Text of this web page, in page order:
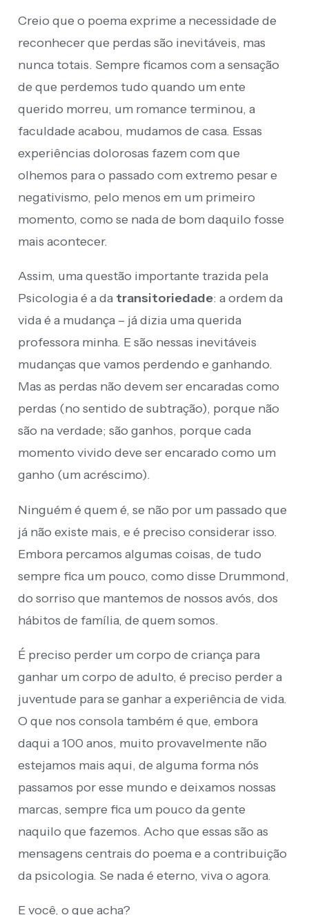
Creio que o poema exprime a necessidade de
reconhecer que perdas são inevitáveis, mas
nunca totais. Sempre ficamos com a sensação
de que perdemos tudo quando um ente
querido morreu, um romance terminou, a
faculdade acabou, mudamos de casa. Essas
experiências dolorosas fazem com que
olhemos para o passado com extremo pesar e
negativismo, pelo menos em um primeiro
momento, como se nada de bom daquilo fosse
mais acontecer.
Assim, uma questão importante trazida pela
Psicologia é a da transitoriedade: a ordem da
vida é a mudança – já dizia uma querida
professora minha. E são nessas inevitáveis
mudanças que vamos perdendo e ganhando.
Mas as perdas não devem ser encaradas como
perdas (no sentido de subtração), porque não
são na verdade; são ganhos, porque cada
momento vivido deve ser encarado como um
ganho (um acréscimo).
Ninguém é quem é, se não por um passado que
já não existe mais, e é preciso considerar isso.
Embora percamos algumas coisas, de tudo
sempre fica um pouco, como disse Drummond,
do sorriso que mantemos de nossos avós, dos
hábitos de família, de quem somos.
É preciso perder um corpo de criança para
ganhar um corpo de adulto, é preciso perder a
juventude para se ganhar a experiência de vida.
O que nos consola também é que, embora
daqui a 100 anos, muito provavelmente não
estejamos mais aqui, de alguma forma nós
passamos por esse mundo e deixamos nossas
marcas, sempre fica um pouco da gente
naquilo que fazemos. Acho que essas são as
mensagens centrais do poema e a contribuição
da psicologia. Se nada é eterno, viva o agora.
E você, o que acha?